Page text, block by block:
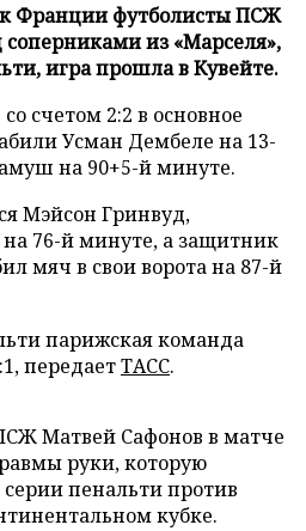
Франции футболисты ПСЖ
из «Марселя»,
игра прошла в Кувейте.
счетом 2:2 в основное
Усман Дембеле на 13-
на 90+5-й минуте.
Мэйсон Гринвуд,
на 76-й минуте, а защитник
мяч в свои ворота на 87-й
парижская команда
передаетТАСС.
Матвей Сафонов в матче
руки, которую
пенальти против
кубке.